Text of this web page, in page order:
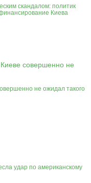
скандалом: политик
Киева
не ожидал такого
удар по американскому